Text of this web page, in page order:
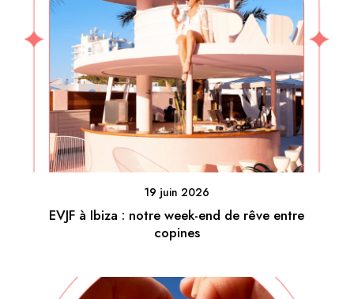
19 juin 2026
EVJF à Ibiza : notre week-end de rêve entre
copines